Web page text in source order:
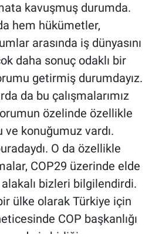
kavuşmuş durumda.
hem hükümetler,
arasında iş dünyasını
daha sonuç odaklı bir
getirmiş durumdayız.
da bu çalışmalarımız
özelinde özellikle
ve konuğumuz vardı.
O da özellikle
COP29 üzerinde elde
bizleri bilgilendirdi.
ülke olarak Türkiye için
COP başkanlığı